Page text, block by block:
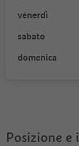
venerdì
sabato
domenica
Posizione e